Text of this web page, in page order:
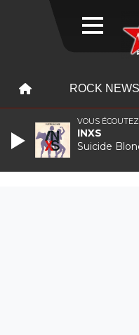
ROCK NEWS
VOUS
INXS
Suicide
WEBRADIO